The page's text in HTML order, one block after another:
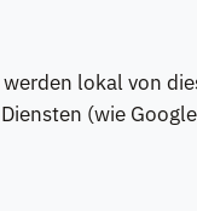
lokal von
(wie